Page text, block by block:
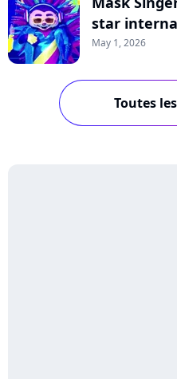
star
May 1, 2026
Toutes